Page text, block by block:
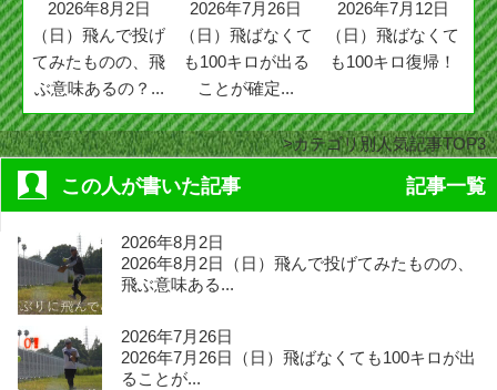
2026年8月2日
（日）飛んで投げ
てみたものの、飛
ぶ意味あるの？...
2026年7月26日
（日）飛ばなくて
も100キロが出る
ことが確定...
2026年7月12日
（日）飛ばなくて
も100キロ復帰！
カテゴリ別人気記事TOP3
この人が書いた記事 記事一覧
2026年8月2日
2026年8月2日（日）飛んで投げてみたものの、
飛ぶ意味ある...
2026年7月26日
2026年7月26日（日）飛ばなくても100キロが出
ることが...